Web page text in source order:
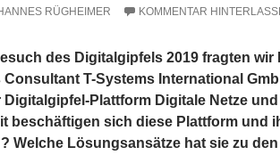
RÜGHEIMER KOMMENTAR
des Digitalgipfels 2019 fragten wir
T-Systems International
Digitalgipfel-Plattform Digitale Netze und
beschäftigen sich diese Plattform und
Welche Lösungsansätze hat sie zu den